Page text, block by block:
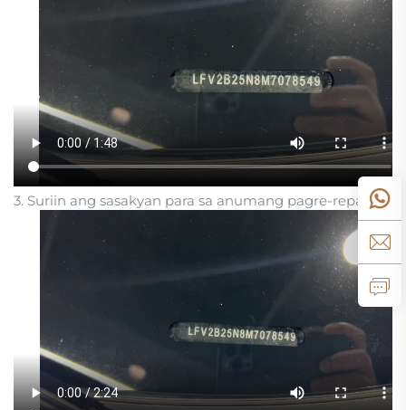
3. Suriin ang sasakyan para sa anumang pagre-repaint: